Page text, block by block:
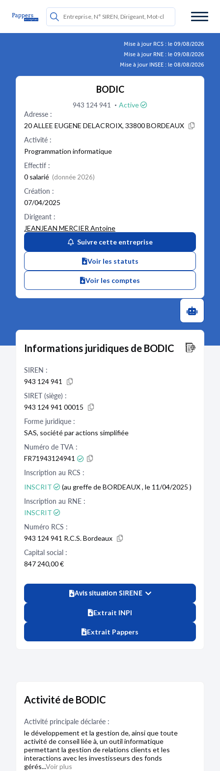
Mise à jour RCS : le 09/08/2026
Mise à jour RNE : le 09/08/2026
Mise à jour INSEE : le 08/08/2026
BODIC
943 124 941 · Active
Adresse :
20 ALLEE EUGENE DELACROIX, 33800 BORDEAUX
Activité :
Programmation informatique
Effectif :
0 salarié (donnée 2026)
Création :
07/04/2025
Dirigeant :
JEANJEAN MERCIER Antoine
Suivre cette entreprise
Voir les statuts
Voir les comptes
Informations juridiques de BODIC
SIREN :
943 124 941
SIRET (siège) :
943 124 941 00015
Forme juridique :
SAS, société par actions simplifiée
Numéro de TVA :
FR71943124941
Inscription au RCS :
INSCRIT
(au greffe de BORDEAUX , le 11/04/2025 )
Inscription au RNE :
INSCRIT
Numéro RCS :
943 124 941 R.C.S. Bordeaux
Capital social :
847 240,00 €
Avis situation SIRENE
Extrait INPI
Extrait Pappers
Activité de BODIC
Activité principale déclarée :
le développement et la gestion de, ainsi que toute
activité de conseil liée à, un outil informatique
permettant la gestion de relations clients et les
interactions avec les investisseurs des fonds
gérés...Voir plus